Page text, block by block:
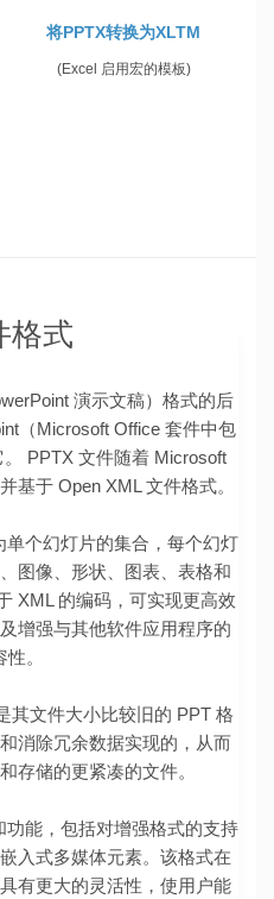
将PPTX转换为XLTM
(Excel 启用宏的模板)
格式
演示文稿）格式的后
（Microsoft Office 套件中包
PPTX 文件随着 Microsoft
基于 Open XML 文件格式。
个幻灯片的集合，每个幻灯
图像、形状、图表、表格和
XML 的编码，可实现更高效
增强与其他软件应用程序的
。
其文件大小比较旧的 PPT 格
消除冗余数据实现的，从而
存储的更紧凑的文件。
能，包括对增强格式的支持
入式多媒体元素。该格式在
有更大的灵活性，使用户能